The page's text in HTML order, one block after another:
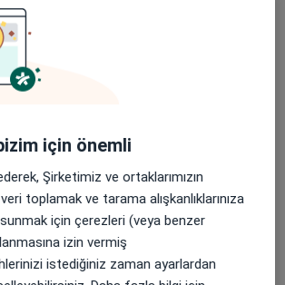
Ve Drenajı
Ameliyatı
Cerrahisi
için önemli
Şirketimiz ve ortaklarımızın
toplamak ve tarama alışkanlıklarınıza
için çerezleri (veya benzer
izin vermiş
istediğiniz zaman ayarlardan